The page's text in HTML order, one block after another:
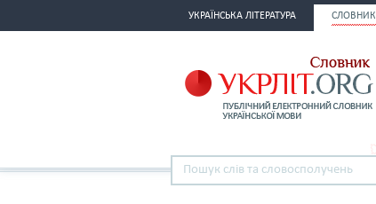
УКРАЇНСЬКА ЛІТЕРАТУРА СЛОВНИК